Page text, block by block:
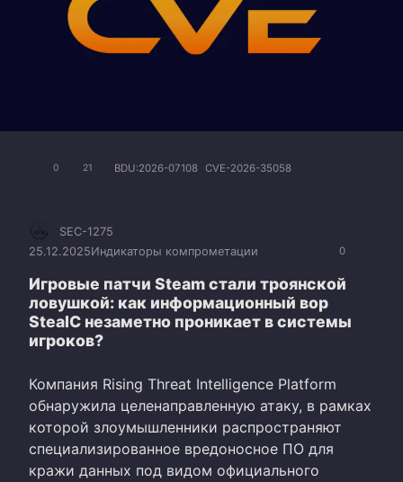
0 21 BDU:2026-07108 CVE-2026-35058
0
SEC-1275
25.12.2025Индикаторы компрометации
Игровые патчи Steam стали троянской
ловушкой: как информационный вор
StealC незаметно проникает в системы
игроков?
Компания Rising Threat Intelligence Platform
обнаружила целенаправленную атаку, в рамках
которой злоумышленники распространяют
специализированное вредоносное ПО для
кражи данных под видом официального